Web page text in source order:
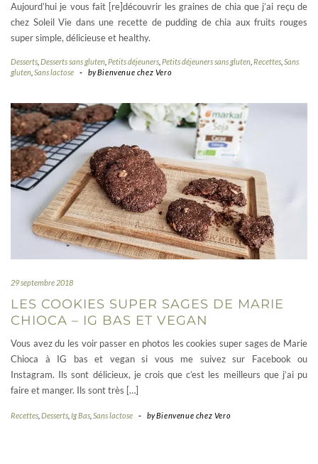
Aujourd’hui je vous fait [re]découvrir les graines de chia que j’ai reçu de
chez Soleil Vie dans une recette de pudding de chia aux fruits rouges
super simple, délicieuse et healthy.
Desserts Desserts sans gluten Petits déjeuners Petits déjeuners sans gluten Recettes Sans
gluten Sans lactose - byBienvenue chez Vero
29 septembre 2018
LES COOKIES SUPER SAGES DE MARIE
CHIOCA – IG BAS ET VEGAN
Vous avez du les voir passer en photos les cookies super sages de Marie
Chioca à IG bas et vegan si vous me suivez sur Facebook ou
Instagram. Ils sont délicieux, je crois que c’est les meilleurs que j’ai pu
faire et manger. Ils sont très […]
Recettes Desserts Ig Bas Sans lactose - byBienvenue chez Vero